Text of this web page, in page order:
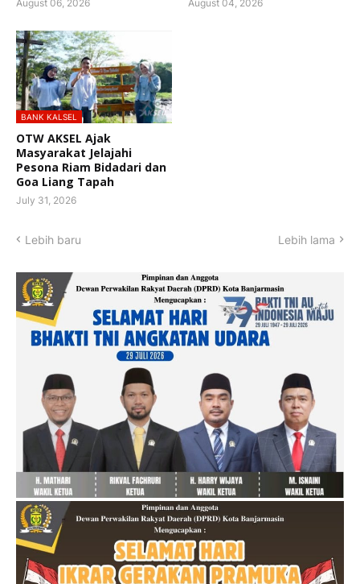
August 06, 2026 August 04, 2026
BANK KALSEL
OTW AKSEL Ajak
Masyarakat Jelajahi
Pesona Riam Bidadari dan
Goa Liang Tapah
July 31, 2026
Lebih baru Lebih lama